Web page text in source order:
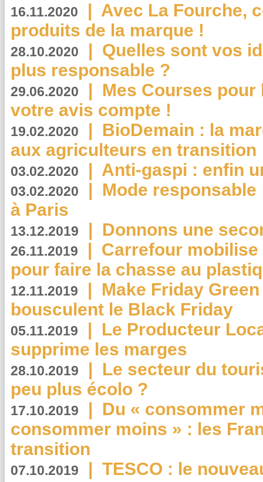
16.11.2020 | Avec La Fourche,
produits de la marque !
28.10.2020 | Quelles sont vos
plus responsable ?
29.06.2020 | Mes Courses pour
votre avis compte !
19.02.2020 | BioDemain : la
aux agriculteurs en transition
03.02.2020 | Anti-gaspi : enfin
03.02.2020 | Mode
à Paris
13.12.2019 | Donnons une
26.11.2019 | Carrefour
pour faire la chasse au
12.11.2019 | Make Friday
bousculent le Black Friday
05.11.2019 | Le Producteur
supprime les marges
28.10.2019 | Le secteur du
peu plus écolo ?
17.10.2019 | Du « consommer
consommer moins » : les
transition
07.10.2019 | TESCO : le